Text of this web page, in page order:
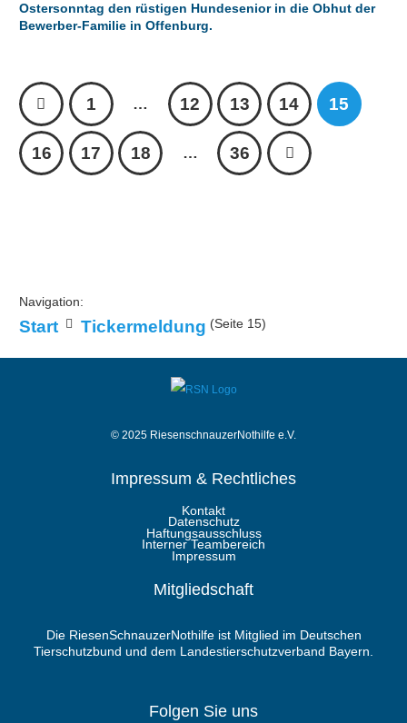
Ostersonntag den rüstigen Hundesenior in die Obhut der
Bewerber-Familie in Offenburg.
1 … 12 13 14 15
16 17 18 … 36
Navigation:
Start Tickermeldung (Seite 15)
© 2025 RiesenschnauzerNothilfe e.V.
Impressum & Rechtliches
Kontakt
Datenschutz
Haftungsausschluss
Interner Teambereich
Impressum
Mitgliedschaft
Die RiesenSchnauzerNothilfe ist Mitglied im Deutschen
Tierschutzbund und dem Landestierschutzverband Bayern.
Folgen Sie uns